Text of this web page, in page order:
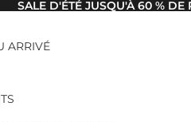
SALE D'ÉTÉ JUSQU'À 60 % DE
ARRIVÉ